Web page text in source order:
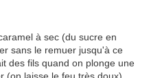
à sec (du sucre en
sans le remuer jusqu'à ce
des fils quand on plonge une